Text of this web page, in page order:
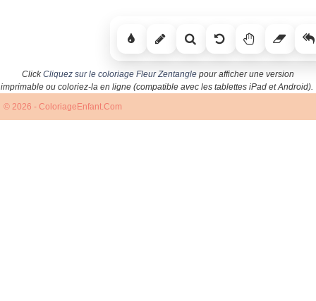
ClickCliquez sur le coloriage Fleur Zentangle pour afficher une version
imprimable ou coloriez-la en ligne (compatible avec les tablettes iPad et Android).
© 2026 - ColoriageEnfant.Com